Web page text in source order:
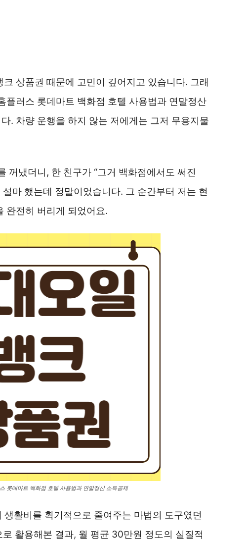
상품권 때문에 고민이 깊어지고 있습니다. 그래
플러스 롯데마트 백화점 호텔 사용법과 연말정산
. 차량 운행을 하지 않는 저에게는 그저 무용지물
꺼냈더니, 한 친구가 “그거 백화점에서도 써진
마 했는데 정말이었습니다. 그 순간부터 저는 현
완전히 버리게 되었어요.
롯데마트 백화점 호텔 사용법과 연말정산 소득공제
활비를 획기적으로 줄여주는 마법의 도구였던
활용해본 결과, 월 평균 30만원 정도의 실질적